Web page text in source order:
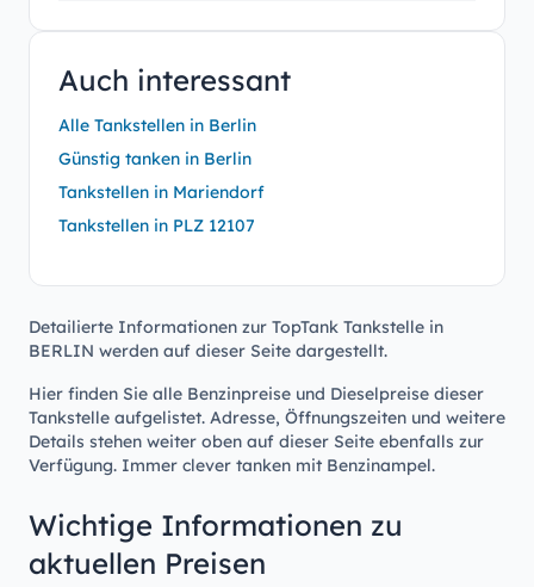
Auch interessant
Alle Tankstellen in Berlin
Günstig tanken in Berlin
Tankstellen in Mariendorf
Tankstellen in PLZ 12107
Detailierte Informationen zur TopTank Tankstelle in
BERLIN werden auf dieser Seite dargestellt.
Hier finden Sie alle Benzinpreise und Dieselpreise dieser
Tankstelle aufgelistet. Adresse, Öffnungszeiten und weitere
Details stehen weiter oben auf dieser Seite ebenfalls zur
Verfügung. Immer clever tanken mit Benzinampel.
Wichtige Informationen zu
aktuellen Preisen